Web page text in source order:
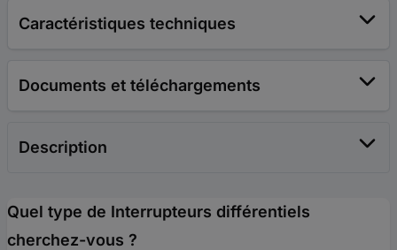
Caractéristiques techniques
Documents et téléchargements
Description
Quel type de Interrupteurs différentiels
cherchez-vous ?